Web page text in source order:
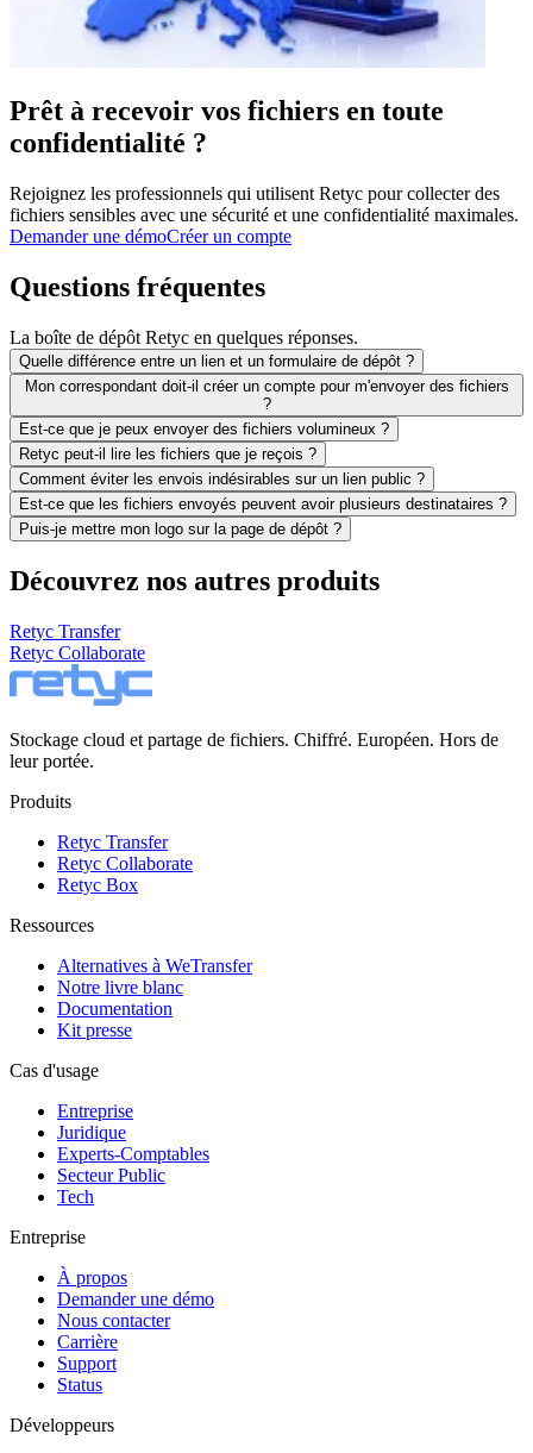
Prêt à recevoir vos fichiers en toute
confidentialité ?
Rejoignez les professionnels qui utilisent Retyc pour collecter des
fichiers sensibles avec une sécurité et une confidentialité maximales.
Demander une démoCréer un compte
Questions fréquentes
La boîte de dépôt Retyc en quelques réponses.
Quelle différence entre un lien et un formulaire de dépôt ?
Mon correspondant doit-il créer un compte pour m'envoyer des fichiers
?
Est-ce que je peux envoyer des fichiers volumineux ?
Retyc peut-il lire les fichiers que je reçois ?
Comment éviter les envois indésirables sur un lien public ?
Est-ce que les fichiers envoyés peuvent avoir plusieurs destinataires ?
Puis-je mettre mon logo sur la page de dépôt ?
Découvrez nos autres produits
Retyc Transfer
Retyc Collaborate
Stockage cloud et partage de fichiers. Chiffré. Européen. Hors de
leur portée.
Produits
Retyc Transfer
Retyc Collaborate
Retyc Box
Ressources
Alternatives à WeTransfer
Notre livre blanc
Documentation
Kit presse
Cas d'usage
Entreprise
Juridique
Experts-Comptables
Secteur Public
Tech
Entreprise
À propos
Demander une démo
Nous contacter
Carrière
Support
Status
Développeurs